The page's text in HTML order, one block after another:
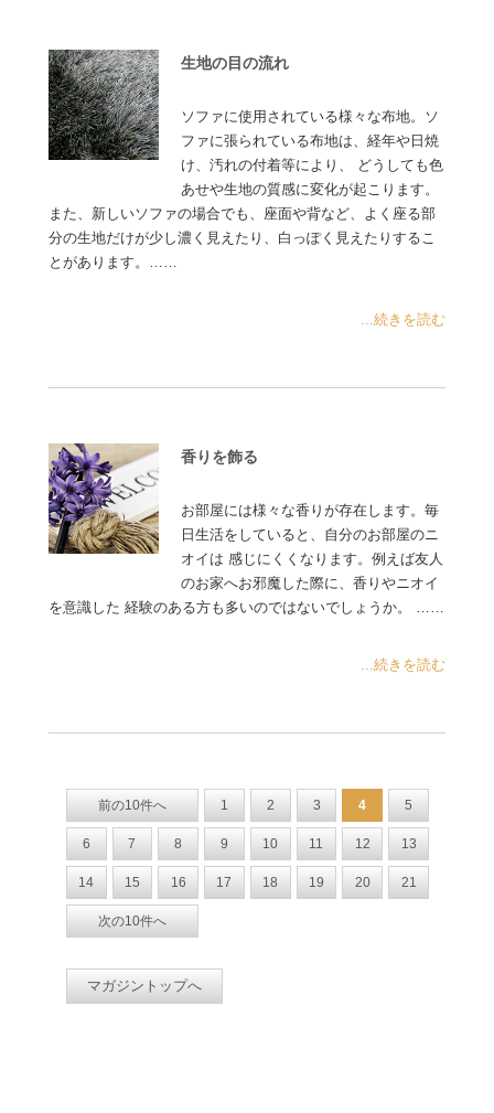
生地の目の流れ
ソファに使用されている様々な布地。ソ
ファに張られている布地は、経年や日焼
け、汚れの付着等により、 どうしても色
あせや生地の質感に変化が起こります。
また、新しいソファの場合でも、座面や背など、よく座る部
分の生地だけが少し濃く見えたり、白っぽく見えたりするこ
とがあります。……
...続きを読む
香りを飾る
お部屋には様々な香りが存在します。毎
日生活をしていると、自分のお部屋のニ
オイは 感じにくくなります。例えば友人
のお家へお邪魔した際に、香りやニオイ
を意識した 経験のある方も多いのではないでしょうか。 ……
...続きを読む
前の10件へ 1 2 3 4 5
6 7 8 9 10 11 12 13
14 15 16 17 18 19 20 21
次の10件へ
マガジントップへ